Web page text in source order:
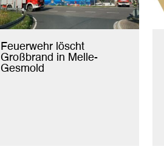
Feuerwehr löscht
Großbrand in Melle-
Gesmold